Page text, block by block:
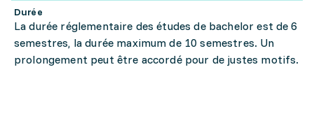
Durée
La durée réglementaire des études de bachelor est de 6
semestres, la durée maximum de 10 semestres. Un
prolongement peut être accordé pour de justes motifs.